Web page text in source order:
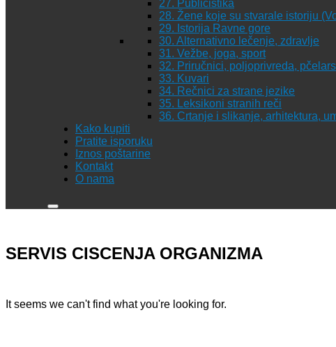
27. Publicistika
28. Žene koje su stvarale istoriju
29. Istorija Ravne gore
30. Alternativno lečenje, zdravlje
31. Vežbe, joga, sport
32. Priručnici, poljoprivreda,
33. Kuvari
34. Rečnici za strane jezike
35. Leksikoni stranih reči
36. Crtanje i slikanje, arhitektura,
Kako kupiti
Pratite isporuku
Iznos poštarine
Kontakt
O nama
SERVIS CISCENJA ORGANIZMA
It seems we can't find what you're looking for.